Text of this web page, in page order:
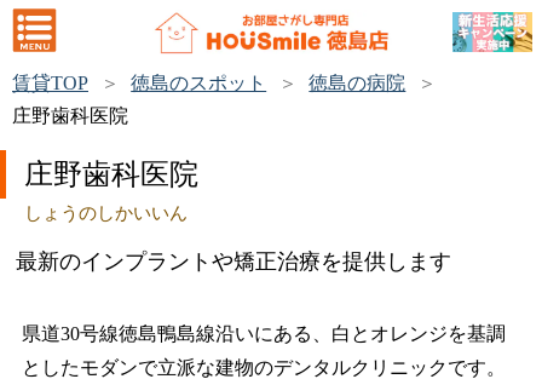
賃貸TOP 徳島のスポット
徳島の病院
庄野歯科医院
庄野歯科医院
しょうのしかいいん
最新のインプラントや矯正治療を提供します
県道30号線徳島鴨島線沿いにある、白とオレンジを基調
としたモダンで立派な建物のデンタルクリニックです。